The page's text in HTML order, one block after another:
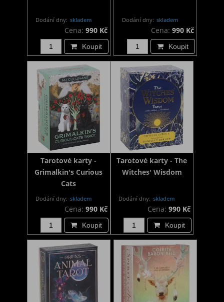
Dodání dny: skladem
Cena: 990 Kč
Koupit
Dodání dny: skladem
Cena: 990 Kč
Koupit
Tarotové karty -
Grimalkin's Curious
Cats
Dodání dny: skladem
Cena: 990 Kč
Koupit
Tarotové karty - The
Witches' Wisdom
Dodání dny: skladem
Cena:990 Kč
Koupit